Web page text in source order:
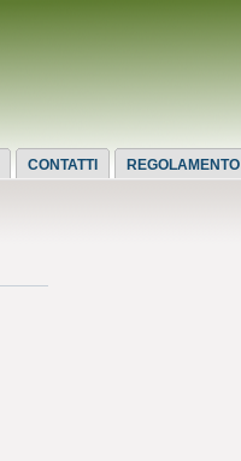
CONTATTI REGOLAMENTO